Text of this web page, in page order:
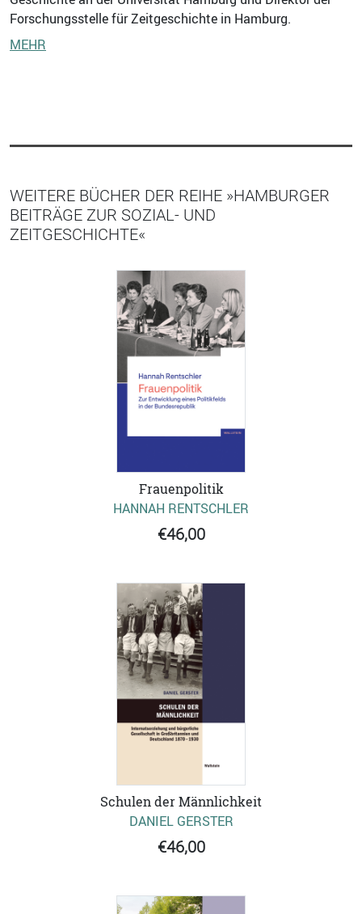
Forschungsstelle für Zeitgeschichte in Hamburg.
MEHR
WEITERE BÜCHER DER REIHE »HAMBURGER
BEITRÄGE ZUR SOZIAL- UND
ZEITGESCHICHTE«
Frauenpolitik
HANNAH RENTSCHLER
€46,00
Schulen der Männlichkeit
DANIEL GERSTER
€46,00